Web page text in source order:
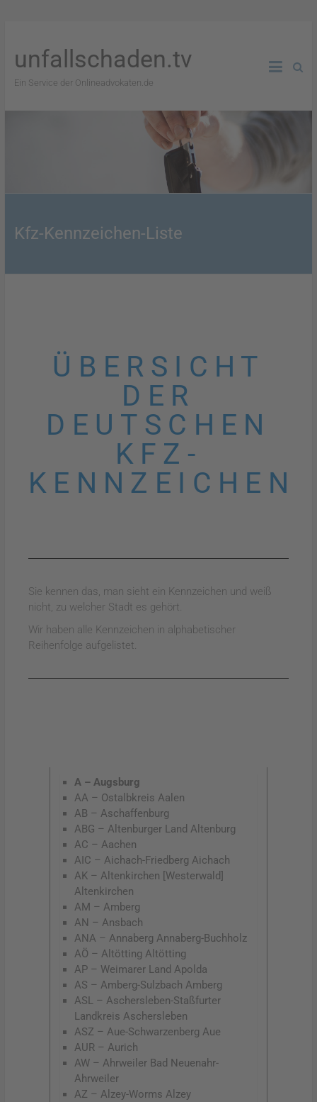
unfallschaden.tv
Ein Service der Onlineadvokaten.de
Kfz-Kennzeichen-Liste
ÜBERSICHT
DER
DEUTSCHEN
KFZ-
KENNZEICHEN
Sie kennen das, man sieht ein Kennzeichen und weiß
nicht, zu welcher Stadt es gehört.
Wir haben alle Kennzeichen in alphabetischer
Reihenfolge aufgelistet.
A – Augsburg
AA – Ostalbkreis Aalen
AB – Aschaffenburg
ABG – Altenburger Land Altenburg
AC – Aachen
AIC – Aichach-Friedberg Aichach
AK – Altenkirchen [Westerwald]
Altenkirchen
AM – Amberg
AN – Ansbach
ANA – Annaberg Annaberg-Buchholz
AÖ – Altötting Altötting
AP – Weimarer Land Apolda
AS – Amberg-Sulzbach Amberg
ASL – Aschersleben-Staßfurter
Landkreis Aschersleben
ASZ – Aue-Schwarzenberg Aue
AUR – Aurich
AW – Ahrweiler Bad Neuenahr-
Ahrweiler
AZ – Alzey-Worms Alzey